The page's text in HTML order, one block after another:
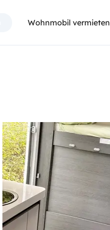
Wohnmobil vermieten